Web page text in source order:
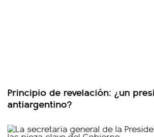
Principio de revelación: ¿un
antiargentino?